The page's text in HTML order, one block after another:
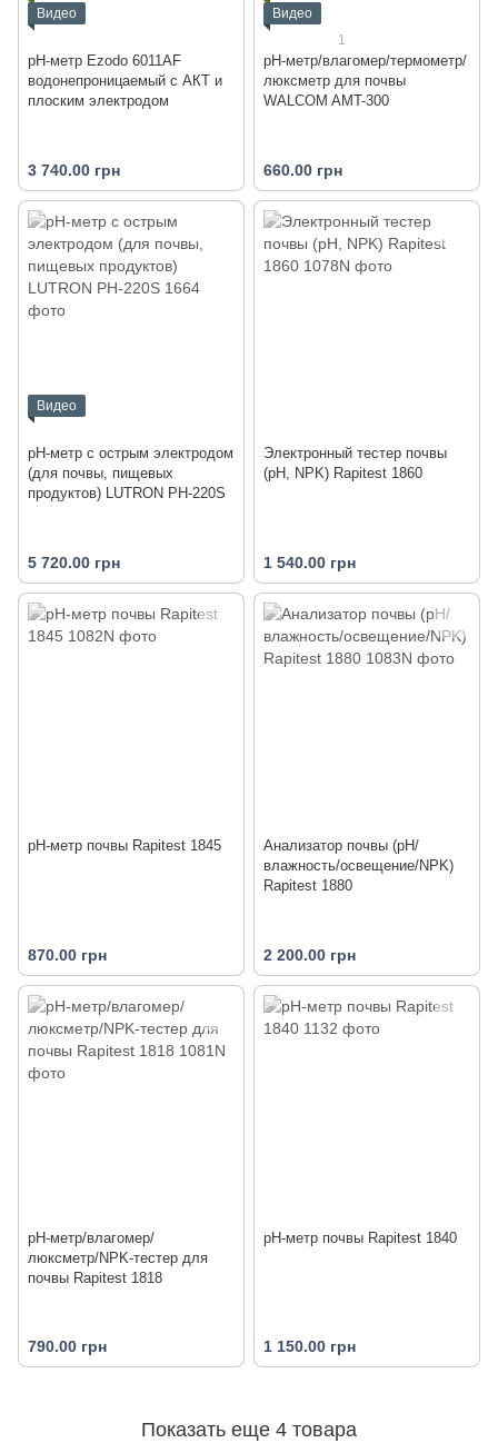
Видео
рН-метр Ezodo 6011АF
водонепроницаемый с АКТ и
плоским электродом
3 740.00 грн
Видео
1
pH-метр/влагомер/термометр/
люксметр для почвы
WALCOM AMT-300
660.00 грн
Видео
pH-метр с острым электродом
(для почвы, пищевых
продуктов) LUTRON PH-220S
5 720.00 грн
Электронный тестер почвы
(pH, NPK) Rapitest 1860
1 540.00 грн
pH-метр почвы Rapitest 1845
870.00 грн
Анализатор почвы (pH/
влажность/освещение/NPK)
Rapitest 1880
2 200.00 грн
pH-метр/влагомер/
люксметр/NPK-тестер для
почвы Rapitest 1818
790.00 грн
pH-метр почвы Rapitest 1840
1 150.00 грн
Показать еще 4 товара